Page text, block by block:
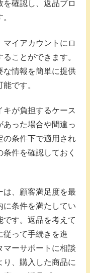
確認し、返品プロ
イアカウントにロ
ことができます。
な情報を簡単に提供
です。
キが負担するケース
あった場合や間違っ
の条件下で適用され
件を確認しておく
は、顧客満足度を最
に条件を満たしてい
です。返品を考えて
従って手続きを進
マーサポートに相談
、購入した商品に